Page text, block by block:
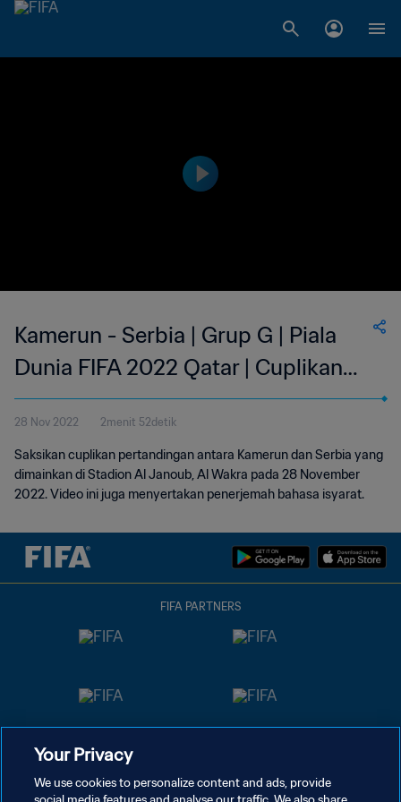
Kamerun - Serbia | Grup G | Piala
Dunia FIFA 2022 Qatar | Cuplikan
Pertandingan (Bahasa isyarat)
28 Nov 2022 2menit 52detik
Saksikan cuplikan pertandingan antara Kamerun dan Serbia yang
dimainkan di Stadion Al Janoub, Al Wakra pada 28 November
2022. Video ini juga menyertakan penerjemah bahasa isyarat.
FIFA PARTNERS
Your Privacy
We use cookies to personalize content and ads, provide